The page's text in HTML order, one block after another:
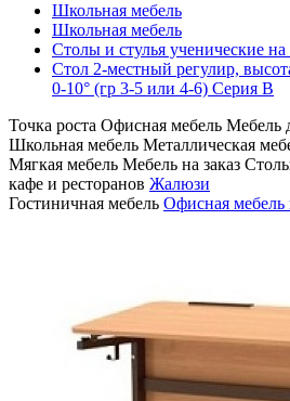
Школьная мебель
Школьная мебель
Столы и стулья ученические на
Стол 2-местный регулир,
0-10° (гр 3-5 или 4-6) Серия В
Точка роста Офисная мебель Мебель
Школьная мебель Металлическая
Мягкая мебель Мебель на заказ
кафе и ресторанов Жалюзи
Гостиничная мебель Офисная